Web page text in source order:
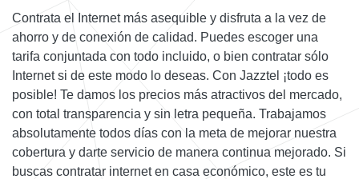
Contrata el Internet más asequible y disfruta a la vez de
ahorro y de conexión de calidad. Puedes escoger una
tarifa conjuntada con todo incluido, o bien contratar sólo
Internet si de este modo lo deseas. Con Jazztel ¡todo es
posible! Te damos los precios más atractivos del mercado,
con total transparencia y sin letra pequeña. Trabajamos
absolutamente todos días con la meta de mejorar nuestra
cobertura y darte servicio de manera continua mejorado. Si
buscas contratar internet en casa económico, este es tu